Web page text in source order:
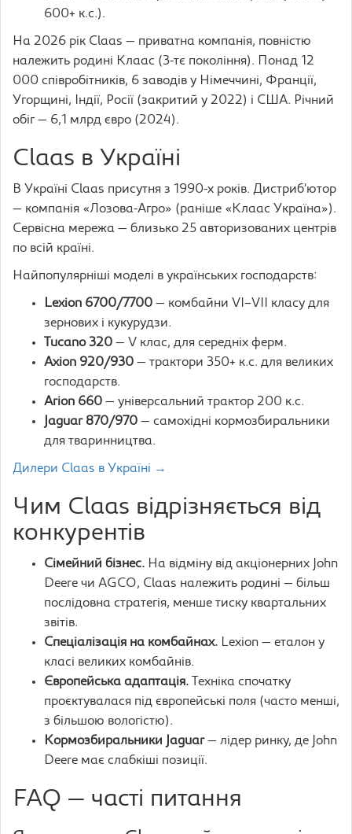
600+ к.с.).
На 2026 рік Claas — приватна компанія, повністю
належить родині Клаас (3-тє покоління). Понад 12
000 співробітників, 6 заводів у Німеччині, Франції,
Угорщині, Індії, Росії (закритий у 2022) і США. Річний
обіг — 6,1 млрд євро (2024).
Claas в Україні
В Україні Claas присутня з 1990-х років. Дистриб’ютор
— компанія «Лозова-Агро» (раніше «Клаас Україна»).
Сервісна мережа — близько 25 авторизованих центрів
по всій країні.
Найпопулярніші моделі в українських господарств:
Lexion 6700/7700 — комбайни VI–VII класу для
зернових і кукурудзи.
Tucano 320 — V клас, для середніх ферм.
Axion 920/930 — трактори 350+ к.с. для великих
господарств.
Arion 660 — універсальний трактор 200 к.с.
Jaguar 870/970 — самохідні кормозбиральники
для тваринництва.
Дилери Claas в Україні →
Чим Claas відрізняється від
конкурентів
Сімейний бізнес. На відміну від акціонерних John
Deere чи AGCO, Claas належить родині — більш
послідовна стратегія, менше тиску квартальних
звітів.
Спеціалізація на комбайнах. Lexion — еталон у
класі великих комбайнів.
Європейська адаптація. Техніка спочатку
проєктувалася під європейські поля (часто менші,
з більшою вологістю).
Кормозбиральники Jaguar— лідер ринку, де John
Deere має слабкіші позиції.
FAQ — часті питання